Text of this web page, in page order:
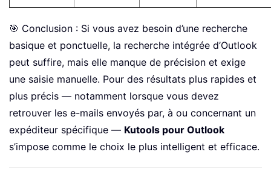
🎯 Conclusion : Si vous avez besoin d’une recherche
basique et ponctuelle, la recherche intégrée d’Outlook
peut suffire, mais elle manque de précision et exige
une saisie manuelle. Pour des résultats plus rapides et
plus précis — notamment lorsque vous devez
retrouver les e-mails envoyés par, à ou concernant un
expéditeur spécifique — Kutools pour Outlook
s’impose comme le choix le plus intelligent et efficace.